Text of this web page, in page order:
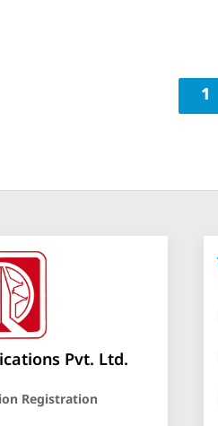
1
Pvt. Ltd.
Registration